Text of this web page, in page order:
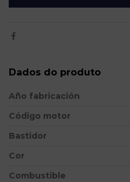
Dados do produto
Año fabricación
Código motor
Bastidor
Cor
Combustible